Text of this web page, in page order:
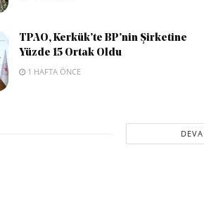
TPAO, Kerkük’te BP’nin Şirketine
Yüzde 15 Ortak Oldu
1 HAFTA ÖNCE